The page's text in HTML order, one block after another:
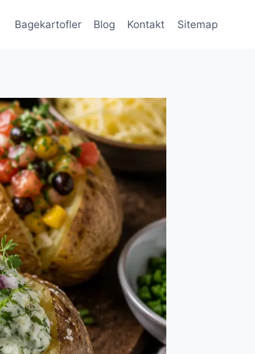
Bagekartofler Blog Kontakt Sitemap